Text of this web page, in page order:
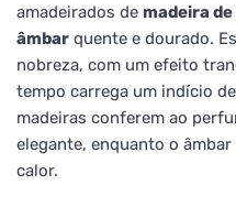
amadeirados de madeira
âmbar quente e dourado.
nobreza, com um efeito
tempo carrega um indício
madeiras conferem ao
elegante, enquanto o
calor.